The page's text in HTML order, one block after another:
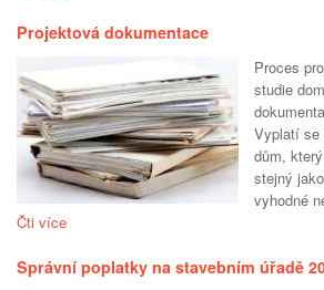
Projektová dokumentace
Proces
studie
Vyplatí se
dům,
stejný
vyhodné
Čti více
Správní poplatky na stavebním úřadě